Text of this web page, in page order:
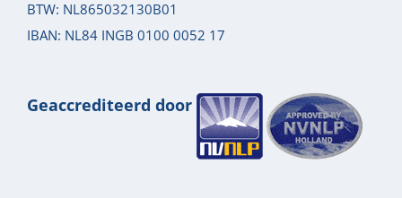
BTW: NL865032130B01
IBAN: NL84 INGB 0100 0052 17
Geaccrediteerd door